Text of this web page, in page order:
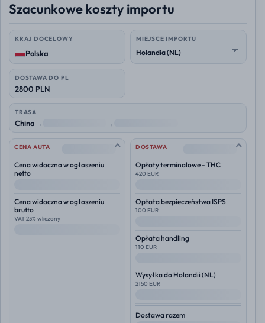
Szacunkowe koszty importu
KRAJ DOCELOWY
Polska
MIEJSCE IMPORTU
DOSTAWA DO PL
2800 PLN
TRASA
China→ →
CENA AUTA --
Cena widoczna w ogłoszeniu
netto
Cena widoczna w ogłoszeniu
brutto
VAT 23% wliczony
DOSTAWA --
Opłaty terminalowe - THC
420 EUR
Opłata bezpieczeństwa ISPS
100 EUR
Opłata handling
110 EUR
Wysyłka do Holandii (NL)
2150 EUR
Dostawa razem